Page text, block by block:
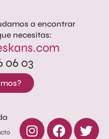
a encontrar
necesitas:
06 03